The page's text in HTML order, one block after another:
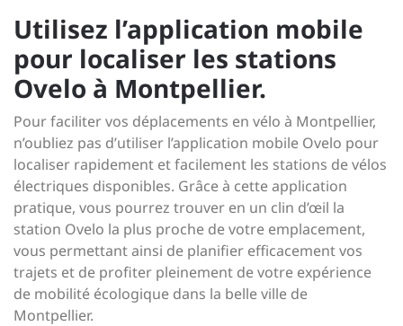
Utilisez l’application mobile
pour localiser les stations
Ovelo à Montpellier.
Pour faciliter vos déplacements en vélo à Montpellier,
n’oubliez pas d’utiliser l’application mobile Ovelo pour
localiser rapidement et facilement les stations de vélos
électriques disponibles. Grâce à cette application
pratique, vous pourrez trouver en un clin d’œil la
station Ovelo la plus proche de votre emplacement,
vous permettant ainsi de planifier efficacement vos
trajets et de profiter pleinement de votre expérience
de mobilité écologique dans la belle ville de
Montpellier.